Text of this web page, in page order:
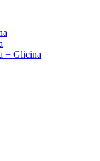
+ Glicina